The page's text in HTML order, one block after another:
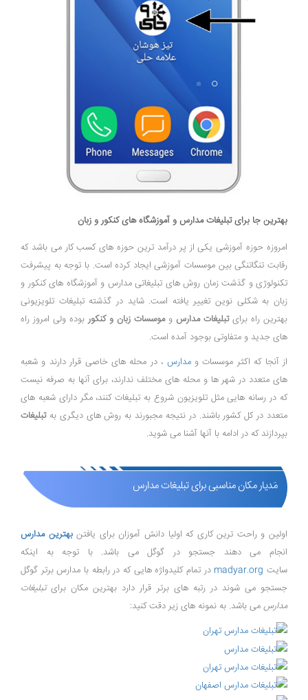
بهترین جا برای تبلیغات مدارس و آموزشگاه های کنکور و زبان
امروزه حوزه آموزشی یکی از پر درآمد ترین حوزه های کسب کار می باشد که
رقابت تنگاتنگی بین موسسات آموزشی ایجاد کرده است. با توجه به پیشرفت
تکنولوژی و گذشت زمان روش های تبلیغاتی مدارس و آموزشگاه های کنکور و
زبان به شکلی نوین تغییر یافته است. شاید در گذشته تبلیغات تلویزیونی
بهترین راه برایتبلیغات مدارس وموسسات زبان و کنکوربوده ولی امروز راه
های جدید و متفاوتی بوجود آمده است.
از آنجا که اکثر موسسات ومدارس ، در محله های خاصی قرار دارند و شعبه
های متعدد در شهر ها و محله های مختلف ندارند، برای آنها به صرفه نیست
که در رسانه هایی مثل تلویزیون شروع به تبلیغات کنند، مگر دارای شعبه های
متعدد در کل کشور باشند. در نتیجه مجبورند به روش های دیگری بهتبلیغات
بپردازند که در ادامه با آنها آشنا می شوید.
مَدیار مکان مناسبی برای تبلیغات مدارس
اولین و راحت ترین کاری که اولیا دانش آموزان برای یافتنبهترین مدارس
انجام می دهند جستجو در گوگل می باشد. با توجه به اینکه
سایت madyar.org در تمام کلیدواژه هایی که در رابطه با مدارس برتر گوگل
جستجو می شوند در رتبه های برتر قرار دارد بهترین مکان برایتبلیغات
مدارس می باشد. به نمونه های زیر دقت کنید: